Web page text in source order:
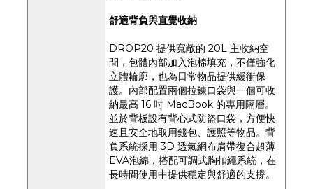
舒適背負與直覺收納
DROP20 提供寬敞的 20L 主收納空
間，包體內部加入泡棉填充，不僅強化
立體輪廓，也為日常物品提供緩衝保
護。內部配置兩個拉鍊口袋與一個可收
納最高 16 吋 MacBook 的專用隔層。
並於背板設有背心式防盜口袋，方便快
速且安全地取用錢包、護照等物品。背
負系統採用 3D 透氣網布肩帶復合超薄
EVA泡綿，搭配可調式胸扣繩系統，在
長時間使用中提供穩定與舒適的支撐。